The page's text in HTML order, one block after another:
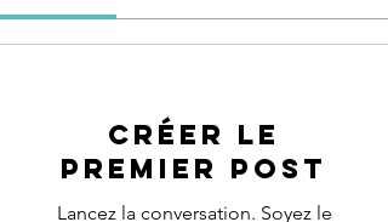
Créer le
premier post
Lancez la conversation. Soyez le